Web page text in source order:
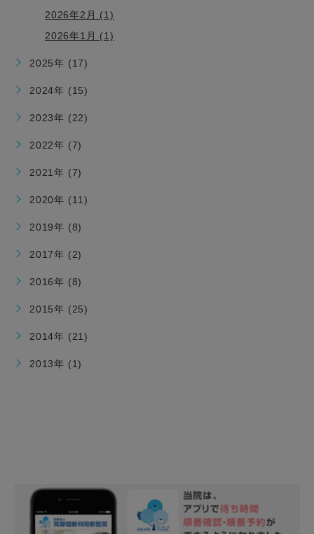
2026年2月 (1)
2026年1月 (1)
2025年 (17)
2024年 (15)
2023年 (22)
2022年 (7)
2021年 (7)
2020年 (11)
2019年 (8)
2017年 (2)
2016年 (8)
2015年 (25)
2014年 (21)
2013年 (1)